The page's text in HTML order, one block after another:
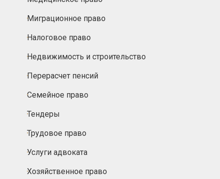
Миграционное право
Налоговое право
Недвижимость и строительство
Перерасчет пенсий
Семейное право
Тендеры
Трудовое право
Услуги адвоката
Хозяйственное право